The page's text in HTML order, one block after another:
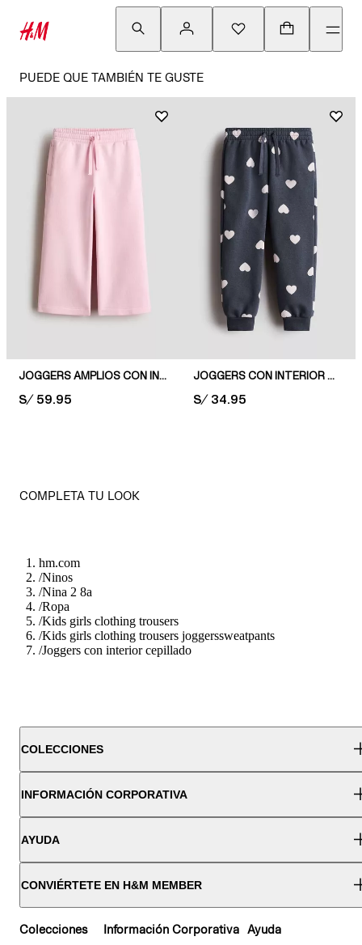
PUEDE QUE TAMBIÉN TE GUSTE
JOGGERS AMPLIOS CON INTERIOR CEPILLADO
PRICE:
S/ 59.95
JOGGERS CON INTERIOR CEPILLADO
PRICE:
S/ 34.95
COMPLETA TU LOOK
hm.com
/Ninos
/Nina 2 8a
/Ropa
/Kids girls clothing trousers
/Kids girls clothing trousers joggerssweatpants
/Joggers con interior cepillado
COLECCIONES
INFORMACIÓN CORPORATIVA
AYUDA
CONVIÉRTETE EN H&M MEMBER
Colecciones Información Corporativa Ayuda